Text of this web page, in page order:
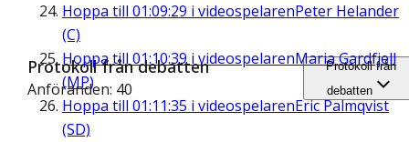
Hoppa till 01:09:29 i videospelarenPeter Helander
(C)
Hoppa till 01:10:39 i videospelarenMaria Gardfjell
(MP)
Hoppa till 01:11:35 i videospelarenEric Palmqvist
(SD)
Protokoll från debatten
Anföranden: 40
Protokoll från
debatten